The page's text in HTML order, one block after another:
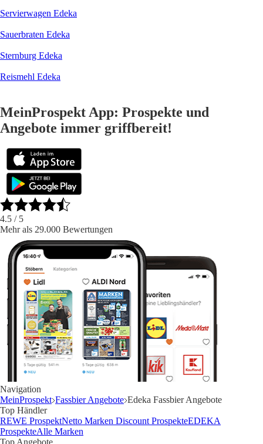
Servierwagen Edeka
Sauerbraten Edeka
Sternburg Edeka
Reismehl Edeka
MeinProspekt App: Prospekte und
Angebote immer griffbereit!
4.5 / 5
Mehr als 29.000 Bewertungen
Navigation
MeinProspekt Fassbier Angebote Edeka Fassbier Angebote
Top Händler
REWE ProspektNetto Marken Discount ProspekteEDEKA
ProspekteAlle Marken
Top Angebote